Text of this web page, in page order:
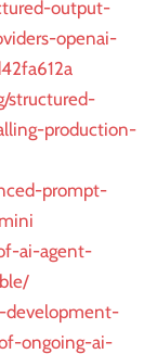
output-
openai-
structured-
production-
prompt-
ai-agent-
development-
ongoing-ai-